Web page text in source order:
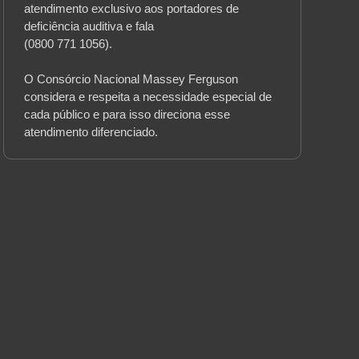
atendimento exclusivo aos portadores de
deficiência auditiva e fala
(0800 771 1056).
O Consórcio Nacional Massey Ferguson
considera e respeita a necessidade especial de
cada público e para isso direciona esse